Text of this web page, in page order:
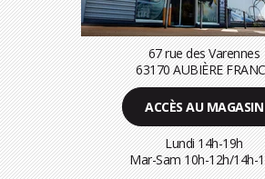
67 rue des Varennes
63170 AUBIÈRE
ACCÈS AU MAGASIN
Lundi 14h-19h
Mar-Sam 10h-12h/14h-